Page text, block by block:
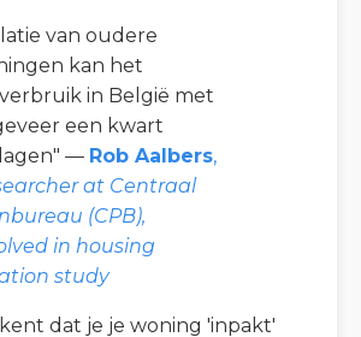
van oudere
kan het
in België met
een kwart
— Rob Aalbers,
at Centraal
(CPB),
in housing
study
dat je je woning 'inpakt'